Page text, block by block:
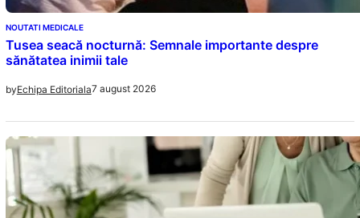
NOUTATI MEDICALE
Tusea seacă nocturnă: Semnale importante despre
sănătatea inimii tale
byEchipa Editoriala7 august 2026